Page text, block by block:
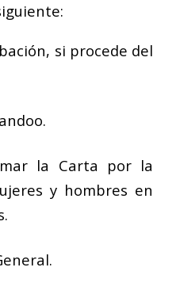
si procede del
la Carta por la
y hombres en